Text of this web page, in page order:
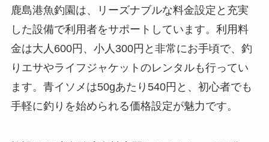
鹿島港魚釣園は、リーズナブルな料金設定と充実
した設備で利用者をサポートしています。利用料
金は大人600円、小人300円と非常にお手頃で、釣
りエサやライフジャケットのレンタルも行ってい
ます。青イソメは50gあたり540円と、初心者でも
手軽に釣りを始められる価格設定が魅力です。